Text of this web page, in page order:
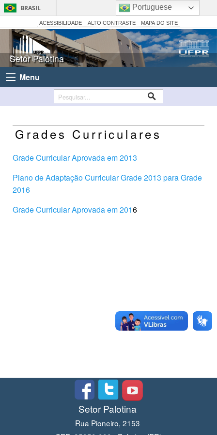
BRASIL
Simplifique!
Comunica BR
Participe
Acesso à informação
Canais
ACESSIBILIDADE ALTO CONTRASTE MAPA DO SITE
Setor Palotina
Menu
Grades Curriculares
Grade Curricular Aprovada em 2013
Plano de Adaptação Curricular Grade 2013 para Grade
2016
Grade Curricular Aprovada em 2016
Setor Palotina
Rua Pioneiro, 2153
Portuguese